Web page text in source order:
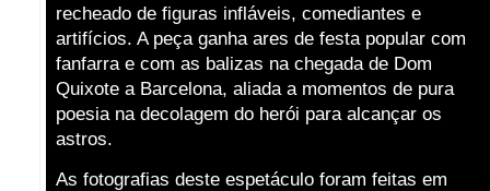
recheado de figuras infláveis, comediantes e
artifícios. A peça ganha ares de festa popular com
fanfarra e com as balizas na chegada de Dom
Quixote a Barcelona, aliada a momentos de pura
poesia na decolagem do herói para alcançar os
astros.
As fotografias deste espetáculo foram feitas em